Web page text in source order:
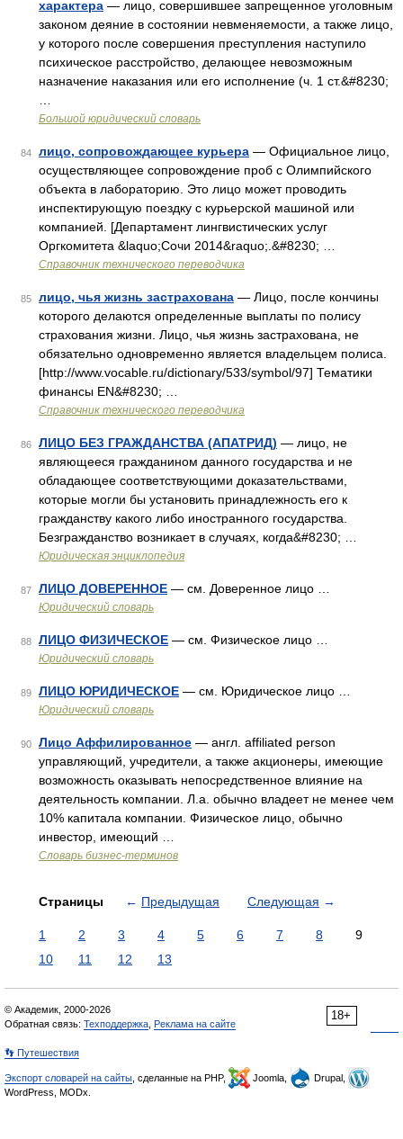
характера — лицо, совершившее запрещенное уголовным
законом деяние в состоянии невменяемости, а также лицо,
у которого после совершения преступления наступило
психическое расстройство, делающее невозможным
назначение наказания или его исполнение (ч. 1 ст.&#8230;
Большой юридический словарь
84 лицо, сопровождающее курьера — Официальное лицо,
осуществляющее сопровождение проб с Олимпийского
объекта в лабораторию. Это лицо может проводить
инспектирующую поездку с курьерской машиной или
компанией. [Департамент лингвистических услуг
Оргкомитета &laquo;Сочи 2014&raquo;.&#8230; …
Справочник технического переводчика
85 лицо, чья жизнь застрахована — Лицо, после кончины
которого делаются определенные выплаты по полису
страхования жизни. Лицо, чья жизнь застрахована, не
обязательно одновременно является владельцем полиса.
[http://www.vocable.ru/dictionary/533/symbol/97] Тематики
финансы EN&#8230; …
Справочник технического переводчика
86 ЛИЦО БЕЗ ГРАЖДАНСТВА (АПАТРИД) — лицо, не
являющееся гражданином данного государства и не
обладающее соответствующими доказательствами,
которые могли бы установить принадлежность его к
гражданству какого либо иностранного государства.
Безгражданство возникает в случаях, когда&#8230; …
Юридическая энциклопедия
87 ЛИЦО ДОВЕРЕННОЕ — см. Доверенное лицо …
Юридический словарь
88 ЛИЦО ФИЗИЧЕСКОЕ — см. Физическое лицо …
Юридический словарь
89 ЛИЦО ЮРИДИЧЕСКОЕ — см. Юридическое лицо …
Юридический словарь
90 Лицо Аффилированное — англ. affiliated person
управляющий, учредители, а также акционеры, имеющие
возможность оказывать непосредственное влияние на
деятельность компании. Л.а. обычно владеет не менее чем
10% капитала компании. Физическое лицо, обычно
инвестор, имеющий …
Словарь бизнес-терминов
Страницы ← Предыдущая Следующая →
1 2 3 4 5 6 7 8
9
10
11 12 13
18+
© Академик, 2000-2026
Обратная связь: Техподдержка Реклама на сайте
👣 Путешествия
Экспорт словарей на сайты , сделанные на PHP, Joomla,
Drupal,
WordPress, MODx.